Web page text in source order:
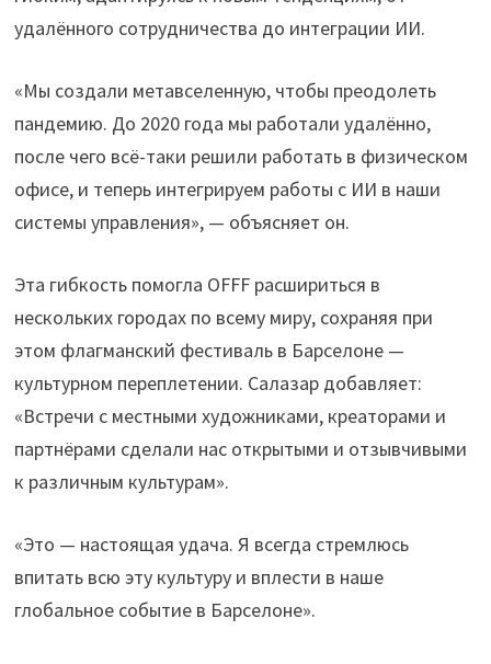
удалённого сотрудничества до интеграции ИИ.
«Мы создали метавселенную, чтобы преодолеть
пандемию. До 2020 года мы работали удалённо,
после чего всё-таки решили работать в физическом
офисе, и теперь интегрируем работы с ИИ в наши
системы управления», — объясняет он.
Эта гибкость помогла OFFF расшириться в
нескольких городах по всему миру, сохраняя при
этом флагманский фестиваль в Барселоне —
культурном переплетении. Салазар добавляет:
«Встречи с местными художниками, креаторами и
партнёрами сделали нас открытыми и отзывчивыми
к различным культурам».
«Это — настоящая удача. Я всегда стремлюсь
впитать всю эту культуру и вплести в наше
глобальное событие в Барселоне».